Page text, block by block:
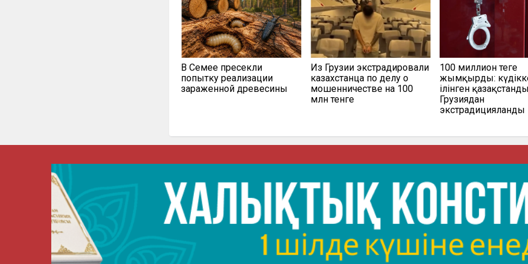
В Семее пресекли
попытку реализации
зараженной древесины
Из Грузии экстрадировали
казахстанца по делу о
мошенничестве на 100
млн тенге
100 миллион теңге
жымқырды:
ілінген
Грузиядан
экстрадицияланды